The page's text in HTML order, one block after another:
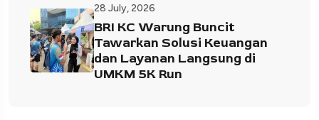
28 July, 2026
BRI KC Warung Buncit
Tawarkan Solusi Keuangan
dan Layanan Langsung di
UMKM 5K Run